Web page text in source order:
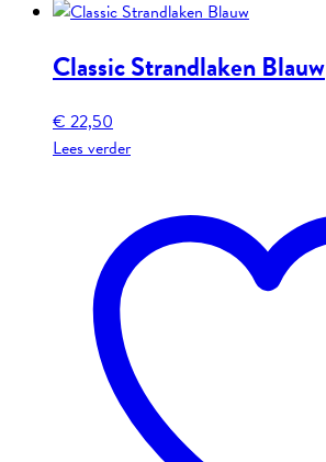
Classic Strandlaken Blauw
€ 22,50
Lees verder